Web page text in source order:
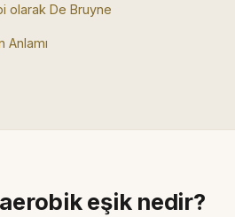
olarak De Bruyne
Anlamı
eşik nedir?